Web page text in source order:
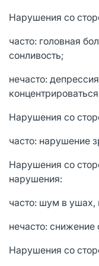
Нарушения со
часто: головная
сонливость;
нечасто:
Нарушения со
часто: нарушение
Нарушения со
нарушения:
часто: шум в ушах,
нечасто: снижение
Нарушения со